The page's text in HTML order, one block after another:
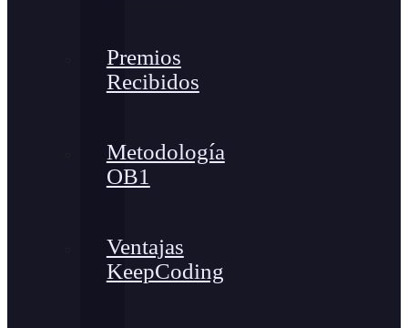
Premios
Recibidos
Metodología
OB1
Ventajas
KeepCoding